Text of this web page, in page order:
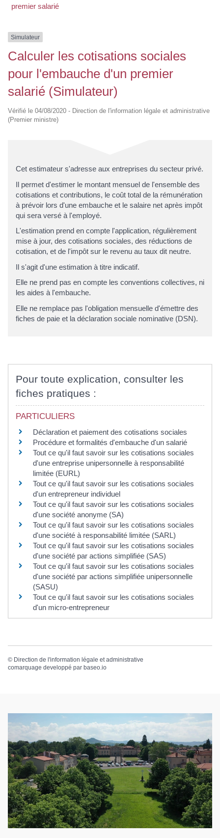
premier salarié
Simulateur
Calculer les cotisations sociales
pour l'embauche d'un premier
salarié (Simulateur)
Vérifié le 04/08/2020 - Direction de l'information légale et administrative
(Premier ministre)
Cet estimateur s'adresse aux entreprises du secteur privé.
Il permet d'estimer le montant mensuel de l'ensemble des
cotisations et contributions, le coût total de la rémunération
à prévoir lors d'une embauche et le salaire net après impôt
qui sera versé à l'employé.
L'estimation prend en compte l'application, régulièrement
mise à jour, des cotisations sociales, des réductions de
cotisation, et de l'impôt sur le revenu au taux dit neutre.
Il s'agit d'une estimation à titre indicatif.
Elle ne prend pas en compte les conventions collectives, ni
les aides à l'embauche.
Elle ne remplace pas l'obligation mensuelle d'émettre des
fiches de paie et la déclaration sociale nominative (DSN).
Pour toute explication, consulter les
fiches pratiques :
PARTICULIERS
Déclaration et paiement des cotisations sociales
Procédure et formalités d'embauche d'un salarié
Tout ce qu'il faut savoir sur les cotisations sociales
d'une entreprise unipersonnelle à responsabilité
limitée (EURL)
Tout ce qu'il faut savoir sur les cotisations sociales
d'un entrepreneur individuel
Tout ce qu'il faut savoir sur les cotisations sociales
d'une société anonyme (SA)
Tout ce qu'il faut savoir sur les cotisations sociales
d'une société à responsabilité limitée (SARL)
Tout ce qu'il faut savoir sur les cotisations sociales
d'une société par actions simplifiée (SAS)
Tout ce qu'il faut savoir sur les cotisations sociales
d'une société par actions simplifiée unipersonnelle
(SASU)
Tout ce qu'il faut savoir sur les cotisations sociales
d'un micro-entrepreneur
© Direction de l'information légale et administrative
comarquage developpé par baseo.io